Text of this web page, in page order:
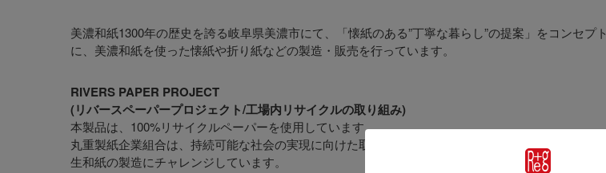
美濃和紙1300年の歴史を誇る岐阜県美濃市にて、「懐紙のある”丁寧な暮らし”の提案」をコンセプト
に、美濃和紙を使った懐紙や折り紙などの製造・販売を行っています。
RIVERS PAPER PROJECT
(リバースペーパープロジェクト/工場内リサイクルの取り組み)
本製品は、100%リサイクルペーパーを使用しています。
丸重製紙企業組合は、持続可能な社会の実現に向けた取り組みとして、自社の古紙を抄き戻しした再
生和紙の製造にチャレンジしています。